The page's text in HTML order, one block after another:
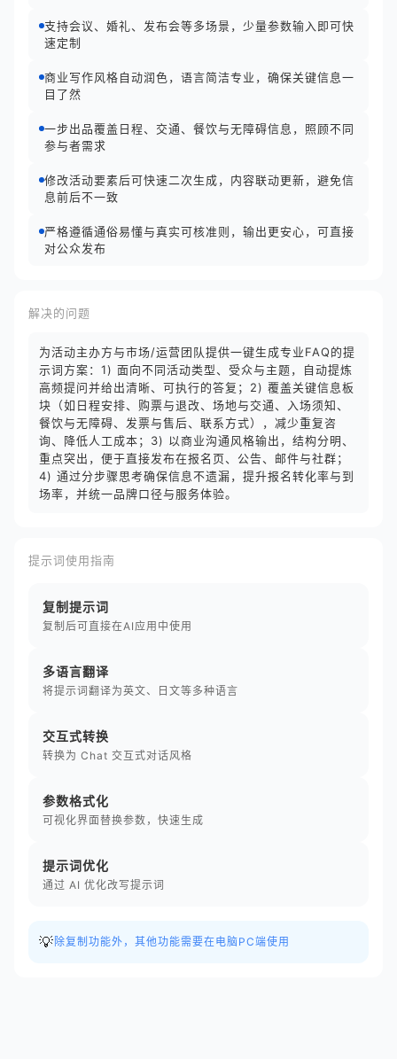
支持会议、婚礼、发布会等多场景，少量参数输入即可快
速定制
商业写作风格自动润色，语言简洁专业，确保关键信息一
目了然
一步出品覆盖日程、交通、餐饮与无障碍信息，照顾不同
参与者需求
修改活动要素后可快速二次生成，内容联动更新，避免信
息前后不一致
严格遵循通俗易懂与真实可核准则，输出更安心，可直接
对公众发布
解决的问题
为活动主办方与市场/运营团队提供一键生成专业FAQ的提
示词方案：1) 面向不同活动类型、受众与主题，自动提炼
高频提问并给出清晰、可执行的答复；2) 覆盖关键信息板
块（如日程安排、购票与退改、场地与交通、入场须知、
餐饮与无障碍、发票与售后、联系方式），减少重复咨
询、降低人工成本；3) 以商业沟通风格输出，结构分明、
重点突出，便于直接发布在报名页、公告、邮件与社群；
4) 通过分步骤思考确保信息不遗漏，提升报名转化率与到
场率，并统一品牌口径与服务体验。
提示词使用指南
复制提示词
复制后可直接在AI应用中使用
多语言翻译
将提示词翻译为英文、日文等多种语言
交互式转换
转换为 Chat 交互式对话风格
参数格式化
可视化界面替换参数，快速生成
提示词优化
通过 AI 优化改写提示词
💡 除复制功能外，其他功能需要在电脑PC端使用